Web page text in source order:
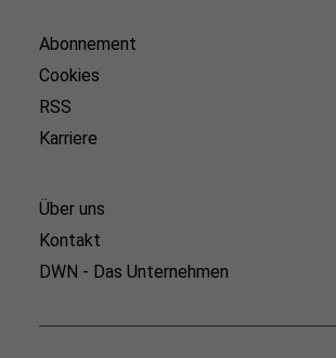
Abonnement
Cookies
RSS
Karriere
Über uns
Kontakt
DWN - Das Unternehmen